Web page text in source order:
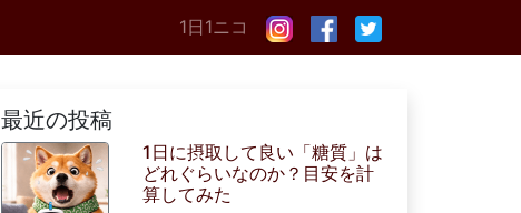
1日1ニコ
最近の投稿
1日に摂取して良い「糖質」は
どれぐらいなのか？目安を計
算してみた